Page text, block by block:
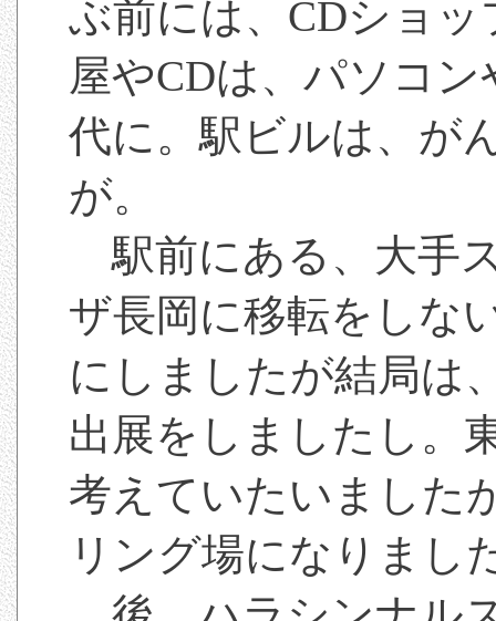
ぶ前には、CDショ
屋やCDは、パソコ
代に。駅ビルは、が
が。
駅前にある、大手
ザ長岡に移転をしな
にしましたが結局は
出展をしましたし。
考えていたいました
リング場になりまし